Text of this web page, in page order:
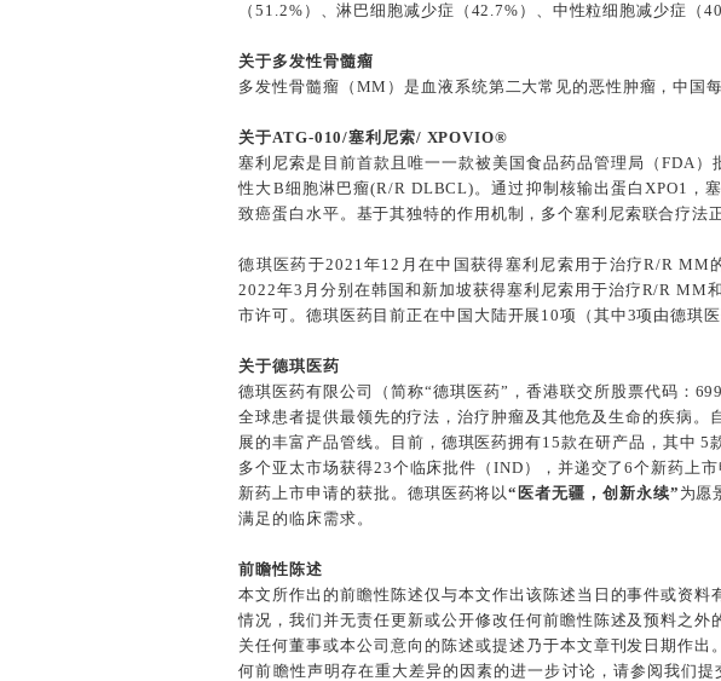
（51.2%）、淋巴细胞减少症（42.7%）、中性粒细胞减少症（
关于多发性骨髓瘤
多发性骨髓瘤（MM）是血液系统第二大常见的恶性肿瘤，中
关于ATG-010/塞利尼索/ XPOVIO®
塞利尼索是目前首款且唯一一款被美国食品药品管理局（FDA
性大B细胞淋巴瘤(R/R DLBCL)。通过抑制核输出蛋白XPO1，
致癌蛋白水平。基于其独特的作用机制，多个塞利尼索联合疗法
德琪医药于2021年12月在中国获得塞利尼索用于治疗R/R
2022年3月分别在韩国和新加坡获得塞利尼索用于治疗R/R
市许可。德琪医药目前正在中国大陆开展10项（其中3项由德琪
关于德琪医药
德琪医药有限公司（简称“德琪医药”，香港联交所股票代码：
全球患者提供最领先的疗法，治疗肿瘤及其他危及生命的疾病
展的丰富产品管线。目前，德琪医药拥有15款在研产品，其中
多个亚太市场获得23个临床批件（IND），并递交了6个新药上
新药上市申请的获批。德琪医药将以“医者无疆，创新永续” 为愿
满足的临床需求。
前瞻性陈述
本文所作出的前瞻性陈述仅与本文作出该陈述当日的事件或资
情况，我们并无责任更新或公开修改任何前瞻性陈述及预料之
关任何董事或本公司意向的陈述或提述乃于本文章刊发日期作
何前瞻性声明存在重大差异的因素的进一步讨论，请参阅我们